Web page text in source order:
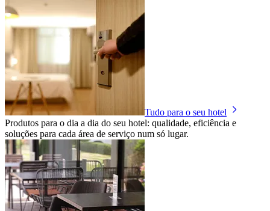
Tudo para o seu hotel
Produtos para o dia a dia do seu hotel: qualidade, eficiência e
soluções para cada área de serviço num só lugar.